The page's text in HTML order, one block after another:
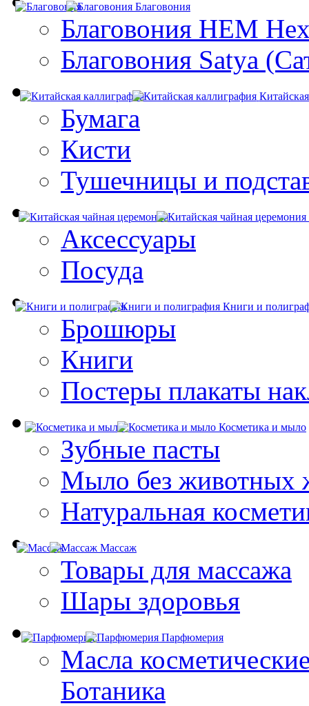
Благовония
Благовония HEM
Благовония Satya
Бумага
Кисти
Тушечницы и
Аксессуары
Посуда
Книги и
Брошюры
Книги
Постеры плакаты
Косметика и мыло
Зубные пасты
Мыло без животных
Натуральная
Массаж
Товары для массажа
Шары здоровья
Парфюмерия
Масла
Ботаника